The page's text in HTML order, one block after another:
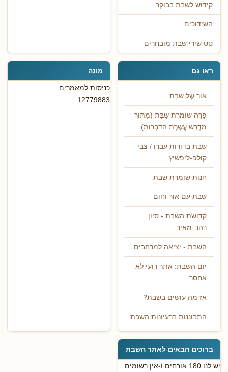
קידוש לשבת בבוקר
השידוכים
סט שירי שבת מובחרים
ראו גם
אוֹר שֶׁל שַׁבָּת
פָּרָה שׁוֹמֶרֶת שַׁבָּת (מִתּוֹךְ
מִדְרָשׁ עֲשֶׂרֶת הַדִּבְּרוֹת).
שבת בדורות עברו / צבי
קולפ-ליפשיץ
חנות שומרת שבת
שבת עם אור וחום
קדושת השבת - סיון
רהב-מאיר
השבת - יציאה למרחבים
יום השבת: אתר רועי לא
אחסר
אז מה עושים בשבת?
התבוננות ברעיונות השבת
מונה
כניסות למאמרים
12779883
ברוכים הבאים לאתר השבת
יש לנו 180 אורחים ו-אין רשומים